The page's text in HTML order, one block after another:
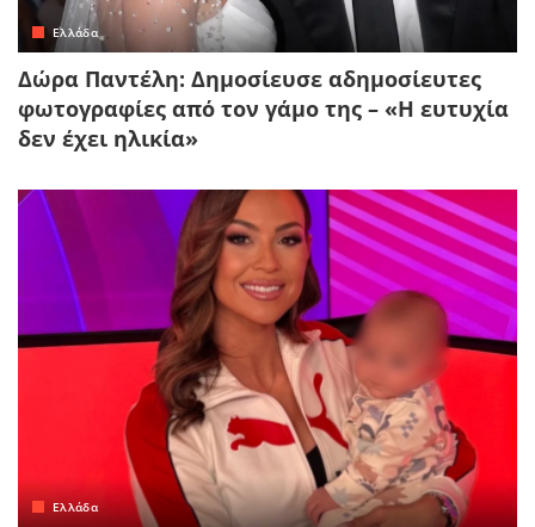
Ελλάδα
Δώρα Παντέλη: Δημοσίευσε αδημοσίευτες
φωτογραφίες από τον γάμο της – «Η ευτυχία
δεν έχει ηλικία»
Ελλάδα